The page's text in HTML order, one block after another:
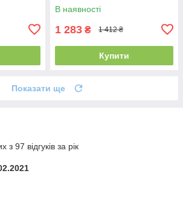
В наявності
1 283 ₴ 1 412 ₴
Купити
Показати ще
з 97 відгуків за рік